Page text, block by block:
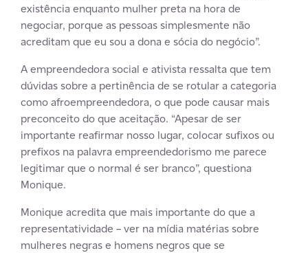
existência enquanto mulher preta na hora de
negociar, porque as pessoas simplesmente não
acreditam que eu sou a dona e sócia do negócio”.
A empreendedora social e ativista ressalta que tem
dúvidas sobre a pertinência de se rotular a categoria
como afroempreendedora, o que pode causar mais
preconceito do que aceitação. “Apesar de ser
importante reafirmar nosso lugar, colocar sufixos ou
prefixos na palavra empreendedorismo me parece
legitimar que o normal é ser branco”, questiona
Monique.
Monique acredita que mais importante do que a
representatividade – ver na mídia matérias sobre
mulheres negras e homens negros que se